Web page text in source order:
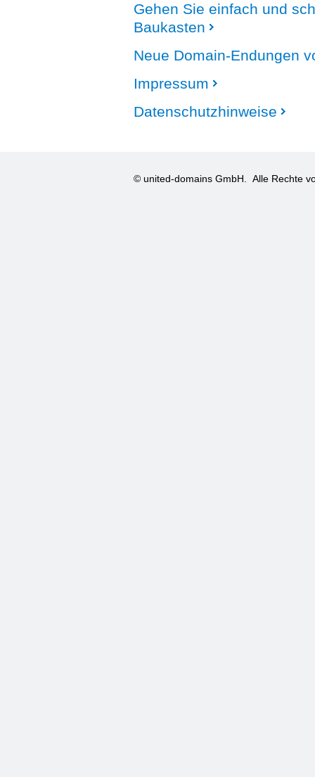
Gehen Sie einfach und
Baukasten
Neue Domain-Endungen
Impressum
Datenschutzhinweise
© united-domains GmbH. Alle Rechte